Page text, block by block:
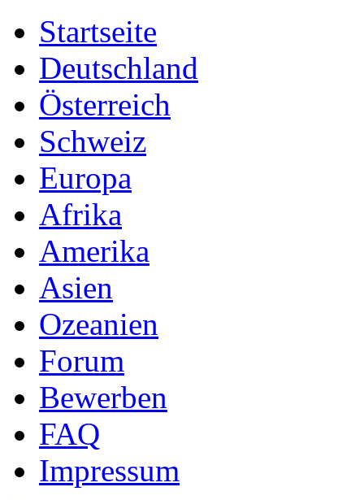
Startseite
Deutschland
Österreich
Schweiz
Europa
Afrika
Amerika
Asien
Ozeanien
Forum
Bewerben
FAQ
Impressum